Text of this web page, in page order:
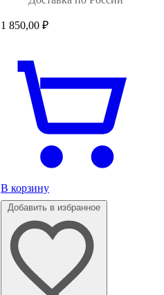
1 850,00 ₽
В корзину
Добавить в избранное